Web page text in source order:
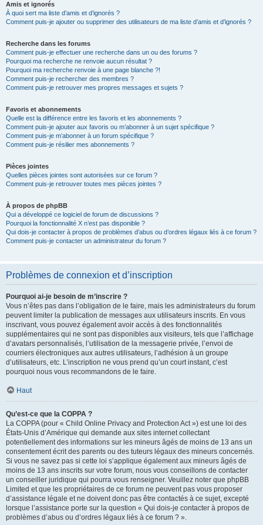
Amis et ignorés
À quoi sert ma liste d’amis et d’ignorés ?
Comment puis-je ajouter ou supprimer des utilisateurs de ma liste d’amis et d’ignorés ?
Recherche dans les forums
Comment puis-je effectuer une recherche dans un ou des forums ?
Pourquoi ma recherche ne renvoie aucun résultat ?
Pourquoi ma recherche renvoie à une page blanche ?!
Comment puis-je rechercher des membres ?
Comment puis-je retrouver mes propres messages et sujets ?
Favoris et abonnements
Quelle est la différence entre les favoris et les abonnements ?
Comment puis-je ajouter aux favoris ou m’abonner à un sujet spécifique ?
Comment puis-je m’abonner à un forum spécifique ?
Comment puis-je résilier mes abonnements ?
Pièces jointes
Quelles pièces jointes sont autorisées sur ce forum ?
Comment puis-je retrouver toutes mes pièces jointes ?
À propos de phpBB
Qui a développé ce logiciel de forum de discussions ?
Pourquoi la fonctionnalité X n’est pas disponible ?
Qui dois-je contacter à propos de problèmes d’abus ou d’ordres légaux liés à ce forum ?
Comment puis-je contacter un administrateur du forum ?
Problèmes de connexion et d’inscription
Pourquoi ai-je besoin de m’inscrire ?
Vous n’êtes pas dans l’obligation de le faire, mais les administrateurs du forum
peuvent limiter la publication de messages aux utilisateurs inscrits. En vous
inscrivant, vous pouvez également avoir accès à des fonctionnalités
supplémentaires qui ne sont pas disponibles aux visiteurs, tels que l’affichage
d’avatars personnalisés, l’utilisation de la messagerie privée, l’envoi de
courriers électroniques aux autres utilisateurs, l’adhésion à un groupe
d’utilisateurs, etc. L’inscription ne vous prend qu’un court instant, c’est
pourquoi nous vous recommandons de le faire.
Haut
Qu’est-ce que la COPPA ?
La COPPA (pour « Child Online Privacy and Protection Act ») est une loi des
États-Unis d’Amérique qui demande aux sites internet collectant
potentiellement des informations sur les mineurs âgés de moins de 13 ans un
consentement écrit des parents ou des tuteurs légaux des mineurs concernés.
Si vous ne savez pas si cette loi s’applique également aux mineurs âgés de
moins de 13 ans inscrits sur votre forum, nous vous conseillons de contacter
un conseiller juridique qui pourra vous renseigner. Veuillez noter que phpBB
Limited et que les propriétaires de ce forum ne peuvent pas vous proposer
d’assistance légale et ne doivent donc pas être contactés à ce sujet, excepté
lorsque l’assistance porte sur la question « Qui dois-je contacter à propos de
problèmes d’abus ou d’ordres légaux liés à ce forum ? ».